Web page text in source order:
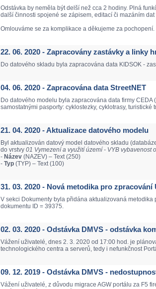
Odstávka by neměla být delší než cca 2 hodiny. Plná
další činnosti spojené se zápisem, editací či mazáním
Omlouváme se za komplikace a děkujeme za pochopení.
22. 06. 2020 - Zapracovány zastávky a linky
Do datového skladu byla zapracována data KIDSOK -
04. 06. 2020 - Zapracována data StreetNET
Do datového modelu byla zapracována data firmy
samostatnými pasporty: cyklostezky, cyklotrasy, turistické
21. 04. 2020 - Aktualizace datového modelu
Byl aktualizován datový model datového skladu
do vrstvy 01 Vymezení a využití území - VYB vybavenost
- Název (NAZEV) – Text (250)
- Typ (TYP) – Text (100)
31. 03. 2020 - Nová metodika pro zpracování
V sekci Dokumenty byla přidána aktualizovaná
dokumentu ID = 39375.
02. 03. 2020 - Odstávka DMVS - odstávka
Vážení uživatelé, dnes 2. 3. 2020 od 17:00 hod. je
technologického centra a serverů, tedy i nefunkčnost
09. 12. 2019 - Odstávka DMVS -
Vážení uživatelé, z důvodu migrace AGW portálu za F5